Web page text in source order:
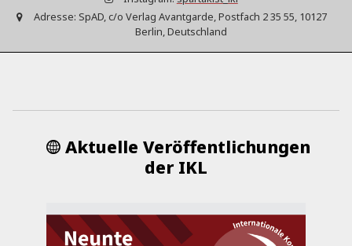
Adresse: SpAD, c/o Verlag Avantgarde, Postfach 2 35 55, 10127
Berlin, Deutschland
Aktuelle Veröffentlichungen
der IKL